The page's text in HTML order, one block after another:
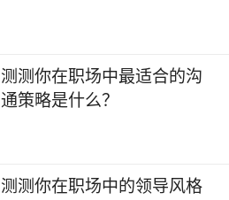
​测测你在职场中最适合的沟
通策略是什么？
测测你在职场中的领导风格